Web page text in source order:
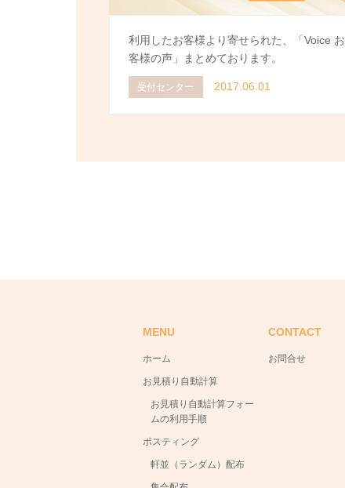
利用したお客様より寄せられた、「Voice お
客様の声」まとめております。
受付センター 2017.06.01
MENU
ホーム
お見積り自動計算
お見積り自動計算フォー
ムの利用手順
ポスティング
軒並（ランダム）配布
CONTACT
お問合せ